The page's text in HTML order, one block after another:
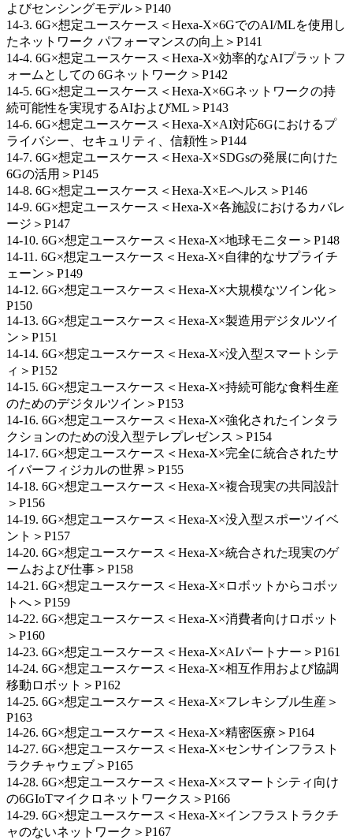
よびセンシングモデル＞P140
14-3. 6G×想定ユースケース＜Hexa-X×6GでのAI/MLを使用し
たネットワーク パフォーマンスの向上＞P141
14-4. 6G×想定ユースケース＜Hexa-X×効率的なAIプラットフ
ォームとしての 6Gネットワーク＞P142
14-5. 6G×想定ユースケース＜Hexa-X×6Gネットワークの持
続可能性を実現するAIおよびML＞P143
14-6. 6G×想定ユースケース＜Hexa-X×AI対応6Gにおけるプ
ライバシー、セキュリティ、信頼性＞P144
14-7. 6G×想定ユースケース＜Hexa-X×SDGsの発展に向けた
6Gの活用＞P145
14-8. 6G×想定ユースケース＜Hexa-X×E-ヘルス＞P146
14-9. 6G×想定ユースケース＜Hexa-X×各施設におけるカバレ
ージ＞P147
14-10. 6G×想定ユースケース＜Hexa-X×地球モニター＞P148
14-11. 6G×想定ユースケース＜Hexa-X×自律的なサプライチ
ェーン＞P149
14-12. 6G×想定ユースケース＜Hexa-X×大規模なツイン化＞
P150
14-13. 6G×想定ユースケース＜Hexa-X×製造用デジタルツイ
ン＞P151
14-14. 6G×想定ユースケース＜Hexa-X×没入型スマートシテ
ィ＞P152
14-15. 6G×想定ユースケース＜Hexa-X×持続可能な食料生産
のためのデジタルツイン＞P153
14-16. 6G×想定ユースケース＜Hexa-X×強化されたインタラ
クションのための没入型テレプレゼンス＞P154
14-17. 6G×想定ユースケース＜Hexa-X×完全に統合されたサ
イバーフィジカルの世界＞P155
14-18. 6G×想定ユースケース＜Hexa-X×複合現実の共同設計
＞P156
14-19. 6G×想定ユースケース＜Hexa-X×没入型スポーツイベ
ント＞P157
14-20. 6G×想定ユースケース＜Hexa-X×統合された現実のゲ
ームおよび仕事＞P158
14-21. 6G×想定ユースケース＜Hexa-X×ロボットからコボッ
トへ＞P159
14-22. 6G×想定ユースケース＜Hexa-X×消費者向けロボット
＞P160
14-23. 6G×想定ユースケース＜Hexa-X×AIパートナー＞P161
14-24. 6G×想定ユースケース＜Hexa-X×相互作用および協調
移動ロボット＞P162
14-25. 6G×想定ユースケース＜Hexa-X×フレキシブル生産＞
P163
14-26. 6G×想定ユースケース＜Hexa-X×精密医療＞P164
14-27. 6G×想定ユースケース＜Hexa-X×センサインフラスト
ラクチャウェブ＞P165
14-28. 6G×想定ユースケース＜Hexa-X×スマートシティ向け
の6GIoTマイクロネットワークス＞P166
14-29. 6G×想定ユースケース＜Hexa-X×インフラストラクチ
ャのないネットワーク＞P167